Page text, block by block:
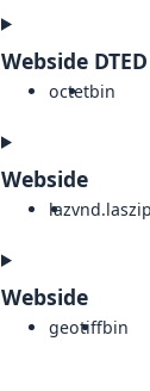
Webside DTED
octetbin
Webside
lazvnd.laszip
Webside
geotiffbin